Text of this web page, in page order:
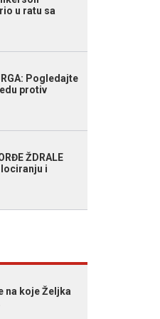
u ratu sa
Pogledajte
protiv
ŽDRALE
lociranju i
na koje Željka